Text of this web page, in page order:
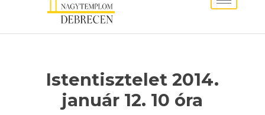
Istentisztelet 2014.
január 12. 10 óra